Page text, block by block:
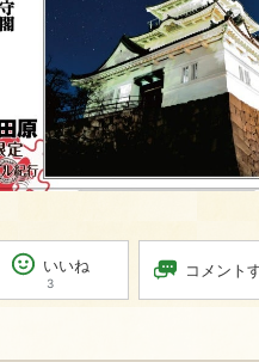
いいね
3
コメント